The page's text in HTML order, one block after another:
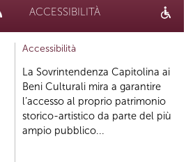
ACCESSIBILITÀ
Accessibilità
La Sovrintendenza Capitolina ai
Beni Culturali mira a garantire
l’accesso al proprio patrimonio
storico-artistico da parte del più
ampio pubblico...